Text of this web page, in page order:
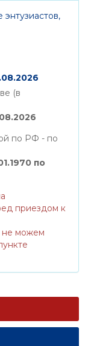
(в
по РФ - по
по
приездом к
не можем